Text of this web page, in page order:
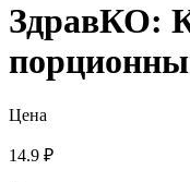
ЗдравКО:
Цена
14.9 ₽